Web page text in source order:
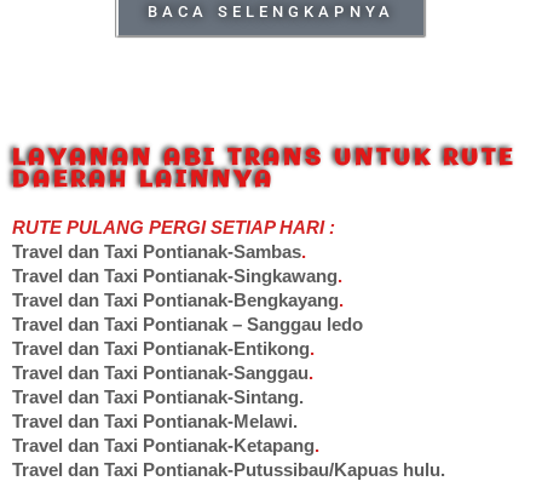
BACA SELENGKAPNYA
LAYANAN ABI TRANS UNTUK RUTE
DAERAH LAINNYA
RUTE PULANG PERGI SETIAP HARI :
Travel dan Taxi Pontianak-Sambas.
Travel dan Taxi Pontianak-Singkawang.
Travel dan Taxi Pontianak-Bengkayang.
Travel dan Taxi Pontianak – Sanggau ledo
Travel dan Taxi Pontianak-Entikong.
Travel dan Taxi Pontianak-Sanggau.
Travel dan Taxi Pontianak-Sintang.
Travel dan Taxi Pontianak-Melawi.
Travel dan Taxi Pontianak-Ketapang.
Travel dan Taxi Pontianak-Putussibau/Kapuas hulu.